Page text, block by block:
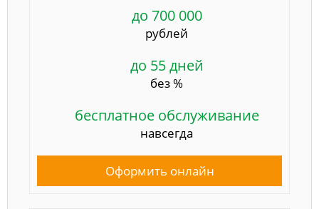
до 700 000
рублей
до 55 дней
без %
бесплатное обслуживание
навсегда
Оформить онлайн